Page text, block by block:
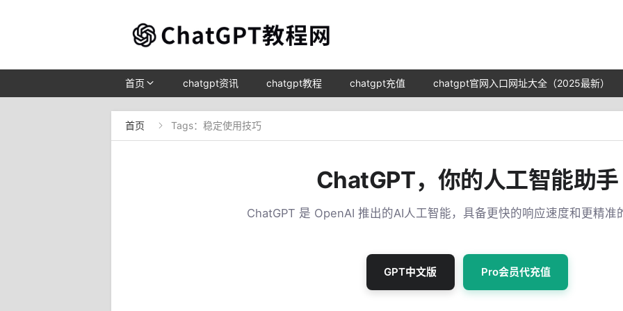
首页 chatgpt资讯 chatgpt教程 chatgpt充值 chatgpt官网入口网址大全（2025最新）
首页  Tags：稳定使用技巧
ChatGPT，你的人工智能助手
ChatGPT 是 OpenAI 推出的AI人工智能，具备更快的响应速度和更精准
GPT中文版 Pro会员代充值